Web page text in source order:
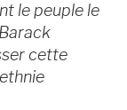
le peuple le
cette